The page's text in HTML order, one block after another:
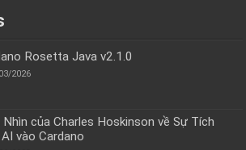
Rosetta Java v2.1.0
2026
Nhìn của Charles Hoskinson về Sự Tích
vào Cardano